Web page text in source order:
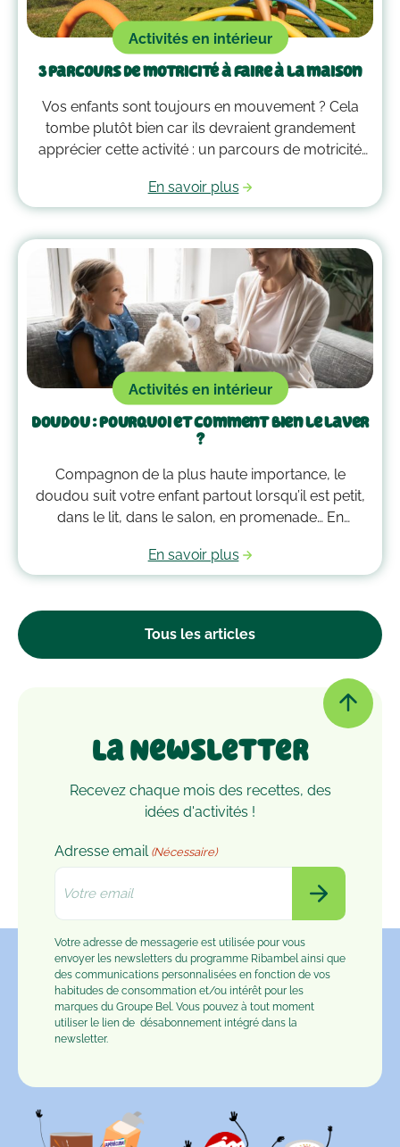
Tous les articles
Activités en intérieur
3 parcours de motricité à faire à la maison
Vos enfants sont toujours en mouvement ? Cela
tombe plutôt bien car ils devraient grandement
apprécier cette activité : un parcours de motricité
qui vous guideront pour savoir comment faire un
parcours de motricité à la maison !
En savoir plus
Activités en intérieur
Doudou : pourquoi et comment bien le laver
?
Compagnon de la plus haute importance, le
doudou suit votre enfant partout lorsqu’il est petit,
dans le lit, dans le salon, en promenade… En
essentielle dans son cœur. Alors après avoir
accumulé une quantité de poussière, d’acariens et
passer à la machine. Mais comment laver un
En savoir plus
La Newsletter
Recevez chaque mois des recettes, des
idées d'activités !
Adresse email (Nécessaire)
Votre adresse de messagerie est utilisée pour vous
envoyer les newsletters du programme Ribambel ainsi que
des communications personnalisées en fonction de vos
habitudes de consommation et/ou intérêt pour les
marques du Groupe Bel. Vous pouvez à tout moment
utiliser le lien de désabonnement intégré dans la
newsletter.